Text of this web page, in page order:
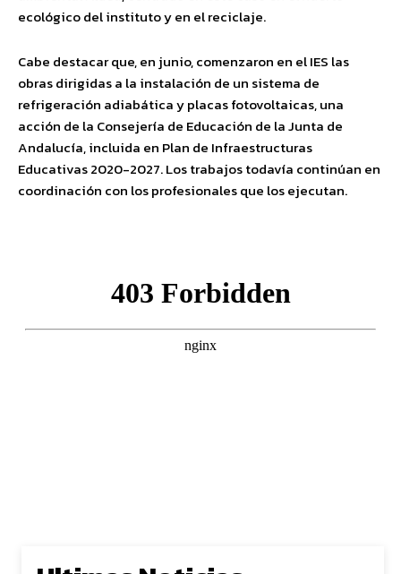
ecológico del instituto y en el reciclaje.
Cabe destacar que, en junio, comenzaron en el IES las
obras dirigidas a la instalación de un sistema de
refrigeración adiabática y placas fotovoltaicas, una
acción de la Consejería de Educación de la Junta de
Andalucía, incluida en Plan de Infraestructuras
Educativas 2020-2027. Los trabajos todavía continúan en
coordinación con los profesionales que los ejecutan.